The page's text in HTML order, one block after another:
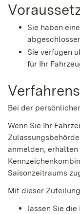
Sie haben
Sie verfügen
für Ihr
Bei der
Wenn Sie Ihr
anmelden, erhalten
Saisonzeitraums
Mit dieser Zuteilung
lassen Sie